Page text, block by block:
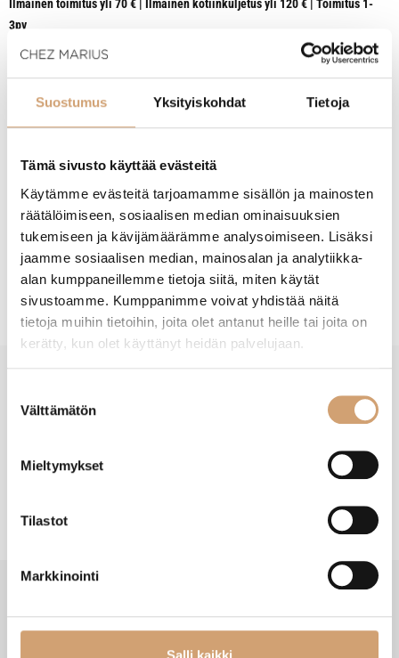
Suostumus Yksityiskohdat Tietoja
Tämä sivusto käyttää evästeitä
Käytämme evästeitä tarjoamamme sisällön ja mainosten
räätälöimiseen, sosiaalisen median ominaisuuksien
tukemiseen ja kävijämäärämme analysoimiseen. Lisäksi
jaamme sosiaalisen median, mainosalan ja analytiikka-
alan kumppaneillemme tietoja siitä, miten käytät
sivustoamme. Kumppanimme voivat yhdistää näitä
tietoja muihin tietoihin, joita olet antanut heille tai joita on
kerätty, kun olet käyttänyt heidän palvelujaan.
valinta
Välttämätön
Mieltymykset
Tilastot
Markkinointi
Ilmainen toimitus yli 70 € | Ilmainen kotiinkuljetus yli 120 € | Toimitus 1-
3pv
HETI SAATAVILLA VERKKOKAUPASTA
Tuotekuvaus
SAATAT TARVITA MYÖS NÄITÄ